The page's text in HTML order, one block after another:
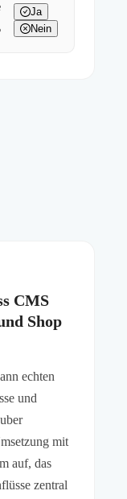
Ja
Nein
CMS
Shop
echten
und
mit
auf, das
zentral